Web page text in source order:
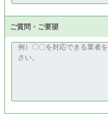
ご質問・ご要望